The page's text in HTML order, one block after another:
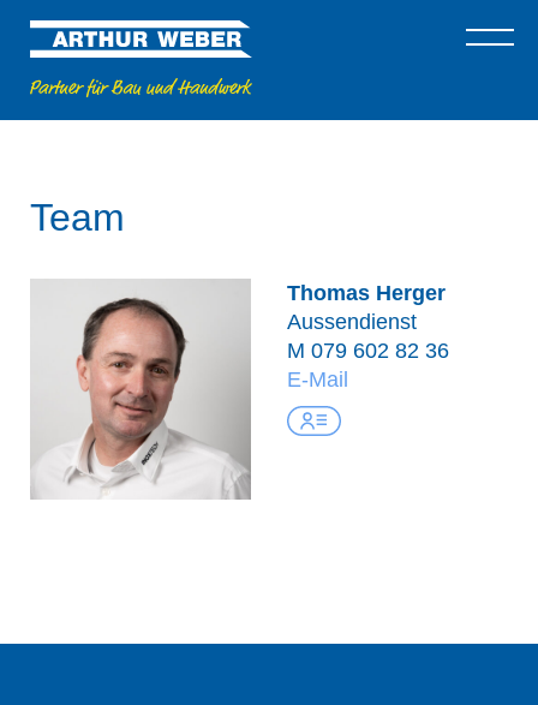
Team
Thomas Herger
Aussendienst
M 079 602 82 36
E-Mail